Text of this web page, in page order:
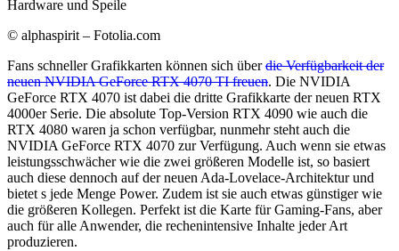
© alphaspirit – Fotolia.com
Fans schneller Grafikkarten können sich überdie Verfügbarkeit der
neuen NVIDIA GeForce RTX 4070 TI freuen. Die NVIDIA
GeForce RTX 4070 ist dabei die dritte Grafikkarte der neuen RTX
4000er Serie. Die absolute Top-Version RTX 4090 wie auch die
RTX 4080 waren ja schon verfügbar, nunmehr steht auch die
NVIDIA GeForce RTX 4070 zur Verfügung. Auch wenn sie etwas
leistungsschwächer wie die zwei größeren Modelle ist, so basiert
auch diese dennoch auf der neuen Ada-Lovelace-Architektur und
bietet s jede Menge Power. Zudem ist sie auch etwas günstiger wie
die größeren Kollegen. Perfekt ist die Karte für Gaming-Fans, aber
auch für alle Anwender, die rechenintensive Inhalte jeder Art
produzieren.